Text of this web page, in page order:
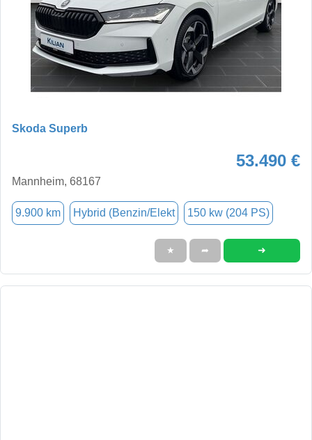
Skoda Superb
53.490 €
Mannheim, 68167
9.900 km Hybrid (Benzin/Elekt 150 kw (204 PS)
★ ➦ ➜